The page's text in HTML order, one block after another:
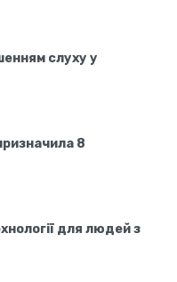
слуху у
8
для людей з